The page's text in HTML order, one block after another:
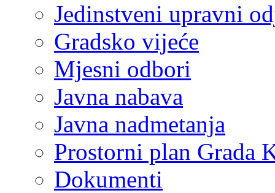
Jedinstveni upravni
Gradsko vijeće
Mjesni odbori
Javna nabava
Javna nadmetanja
Prostorni plan Grada
Dokumenti